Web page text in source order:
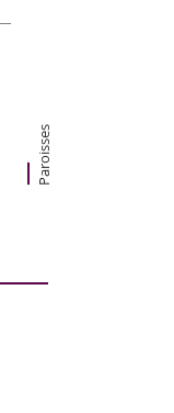
Paroisses